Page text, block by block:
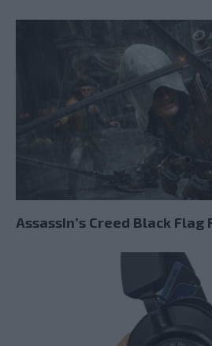
Assassin’s Creed Black Flag